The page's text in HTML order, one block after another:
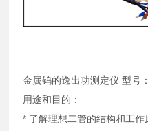
金属钨的逸出功测定仪 型号
用途和目的：
* 了解理想二管的结构和工作